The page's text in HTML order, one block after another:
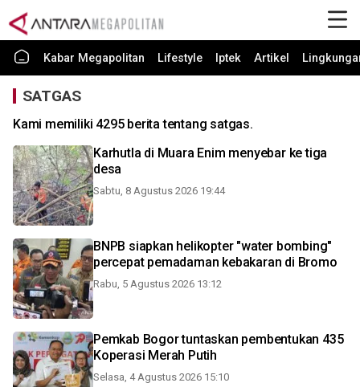
Kabar Megapolitan Lifestyle Iptek Artikel
SATGAS
Kami memiliki 4295 berita tentang satgas.
Karhutla di Muara Enim menyebar ke tiga
desa
Sabtu, 8 Agustus 2026 19:44
BNPB siapkan helikopter "water bombing"
percepat pemadaman kebakaran di Bromo
Rabu, 5 Agustus 2026 13:12
Pemkab Bogor tuntaskan pembentukan 435
Koperasi Merah Putih
Selasa, 4 Agustus 2026 15:10